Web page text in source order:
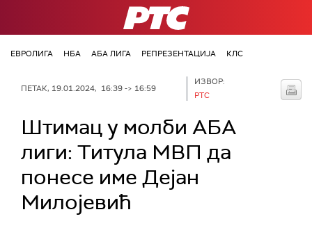
РТС
ЕВРОЛИГА НБА АБА ЛИГА РЕПРЕЗЕНТАЦИЈА КЛС
ПЕТАК, 19.01.2024, 16:39 -> 16:59
ИЗВОР:
РТС
Штимац у молби АБА
лиги: Титула МВП да
понесе име Дејан
Милојевић